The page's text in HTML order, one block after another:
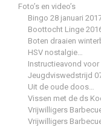
Foto’s en video’s
Bingo 28 januari
Boottocht Linge
Boten draaien
HSV nostalgie…
Instructieavond
Jeugdviswedstrijd
Uit de oude doos…
Vissen met de ds
Vrijwilligers
Vrijwilligers